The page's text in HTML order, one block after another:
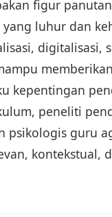
figur
luhur dan
digitalisasi,
kepentingan
peneliti
psikologis guru
kontekstual,